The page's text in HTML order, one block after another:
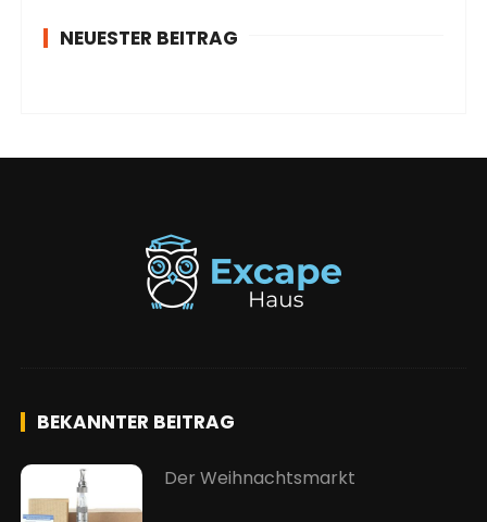
NEUESTER BEITRAG
BEKANNTER BEITRAG
Der Weihnachtsmarkt